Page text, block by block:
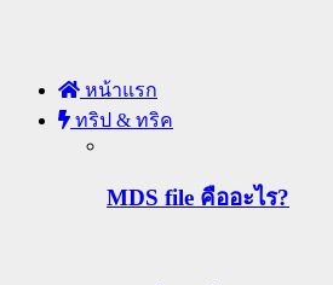
หน้าแรก
ทริป & ทริค
MDS file คืออะไร?